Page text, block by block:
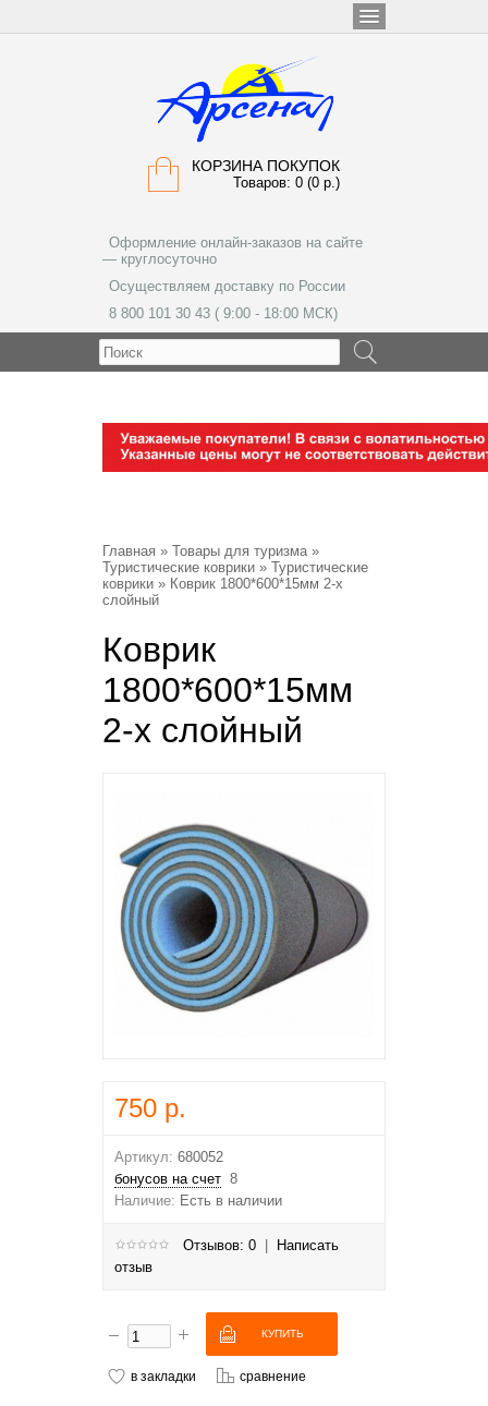
КОРЗИНА ПОКУПОК
Товаров: 0 (0 р.)
Оформление онлайн-заказов на сайте
— круглосуточно
Осуществляем доставку по России
8 800 101 30 43 ( 9:00 - 18:00 МСК)
Главная » Товары для туризма»
Туристические коврики » Туристические
коврики » Коврик 1800*600*15мм 2-х
слойный
Коврик
1800*600*15мм
2-х слойный
750 р.
Артикул: 680052
бонусов на счет 8
Наличие: Есть в наличии
Отзывов: 0
Написать
отзыв
в закладки сравнение